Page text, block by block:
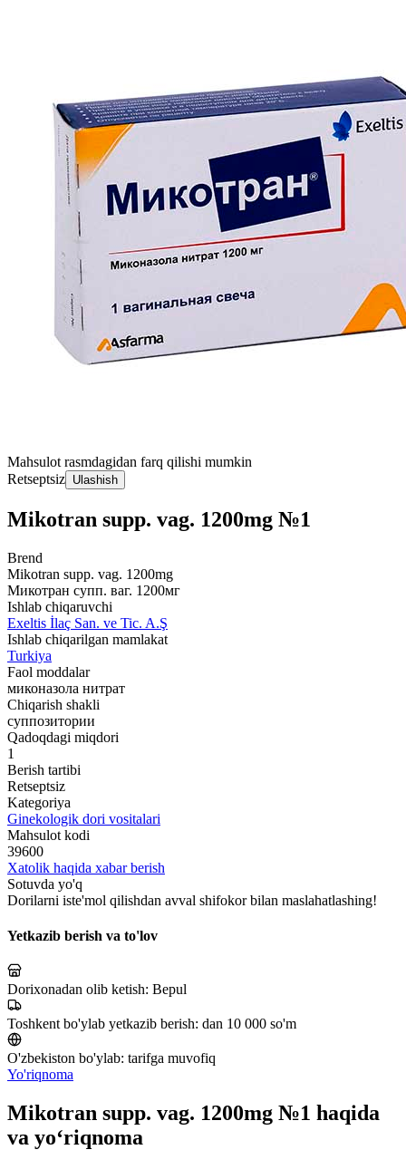
Mahsulot rasmdagidan farq qilishi mumkin
Retseptsiz Ulashish
Mikotran supp. vag. 1200mg №1
Brend
Mikotran supp. vag. 1200mg
Микотран супп. ваг. 1200мг
Ishlab chiqaruvchi
Exeltis İlaç San. ve Tic. A.Ş
Ishlab chiqarilgan mamlakat
Turkiya
Faol moddalar
миконазола нитрат
Chiqarish shakli
суппозитории
Qadoqdagi miqdori
1
Berish tartibi
Retseptsiz
Kategoriya
Ginekologik dori vositalari
Mahsulot kodi
39600
Xatolik haqida xabar berish
Sotuvda yo'q
Dorilarni iste'mol qilishdan avval shifokor bilan maslahatlashing!
Yetkazib berish va to'lov
Dorixonadan olib ketish: Bepul
Toshkent bo'ylab yetkazib berish: dan 10 000 so'm
O'zbekiston bo'ylab: tarifga muvofiq
Yo'riqnoma
Mikotran supp. vag. 1200mg №1 haqida
va yo‘riqnoma